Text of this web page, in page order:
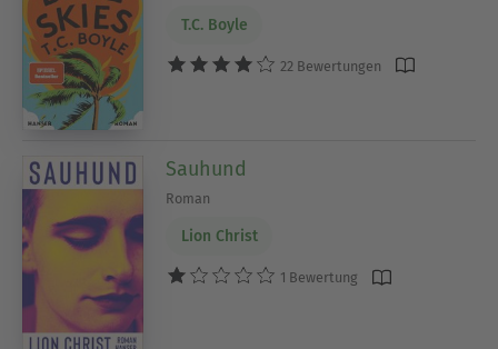
T.C. Boyle
22 Bewertungen
Sauhund
Roman
Lion Christ
1 Bewertung